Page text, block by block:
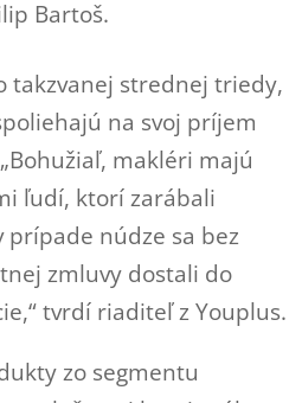
Bartoš.
takzvanej strednej triedy,
na svoj príjem
makléri majú
ľudí, ktorí zarábali
prípade núdze sa bez
zmluvy dostali do
tvrdí riaditeľ z Youplus.
zo segmentu